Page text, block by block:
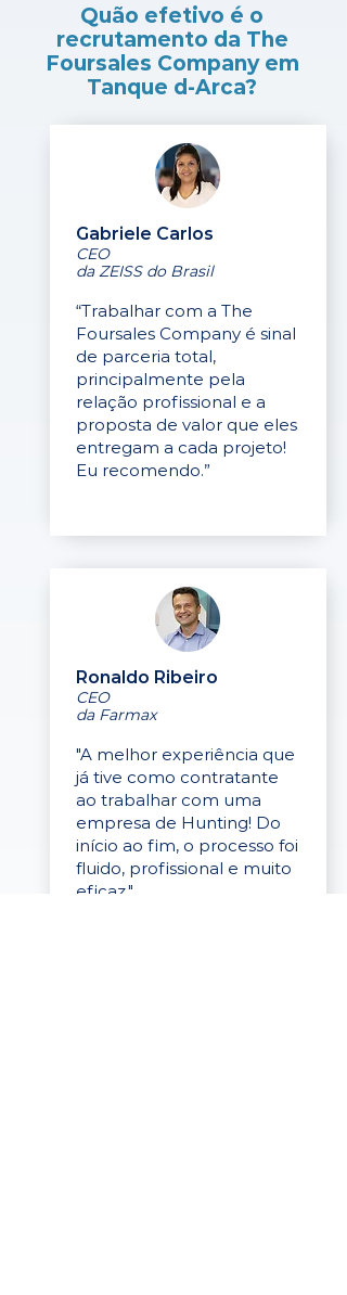
Quão efetivo é o
recrutamento da The
Foursales Company em
Tanque d-Arca?
Gabriele Carlos
CEO
da ZEISS do Brasil
“Trabalhar com a The
Foursales Company é sinal
de parceria total,
principalmente pela
relação profissional e a
proposta de valor que eles
entregam a cada projeto!
Eu recomendo.”
Ronaldo Ribeiro
CEO
da Farmax
"A melhor experiência que
já tive como contratante
ao trabalhar com uma
empresa de Hunting! Do
início ao fim, o processo foi
fluido, profissional e muito
eficaz."